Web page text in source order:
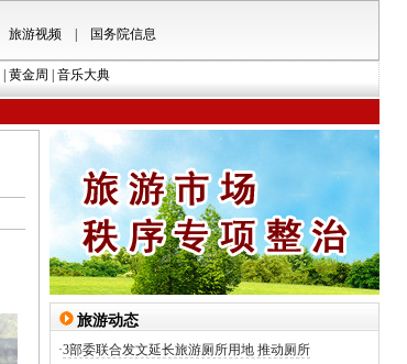
旅游视频| 国务院信息
黄金周 音乐大典
旅游动态
·3部委联合发文延长旅游厕所用地 推动厕所